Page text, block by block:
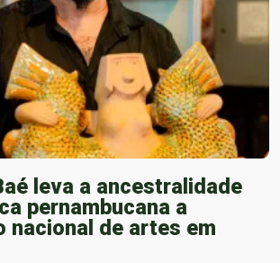
leva a ancestralidade
pernambucana a
nacional de artes em